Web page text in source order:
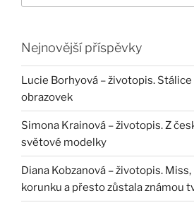
Nejnovější příspěvky
Lucie Borhyová – životopis.
obrazovek
Simona Krainová – životopis. Z
světové modelky
Diana Kobzanová – životopis.
korunku a přesto zůstala známou